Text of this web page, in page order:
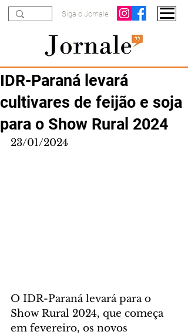
Siga o Jornale
IDR-Paraná levará
cultivares de feijão e soja
para o Show Rural 2024
23/01/2024
O IDR-Paraná levará para o
Show Rural 2024, que começa
em fevereiro, os novos